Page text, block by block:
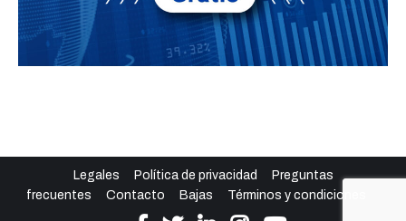
Legales Política de privacidad
Preguntas
frecuentes
Contacto Bajas Términos y condiciones